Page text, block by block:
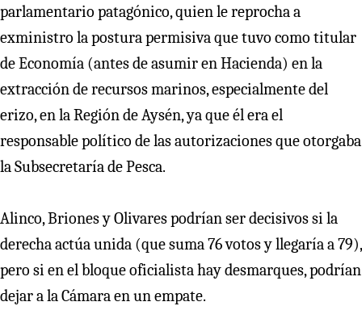
parlamentario patagónico, quien le reprocha a
exministro la postura permisiva que tuvo como titular
de Economía (antes de asumir en Hacienda) en la
extracción de recursos marinos, especialmente del
erizo, en la Región de Aysén, ya que él era el
responsable político de las autorizaciones que otorgaba
la Subsecretaría de Pesca.
Alinco, Briones y Olivares podrían ser decisivos si la
derecha actúa unida (que suma 76 votos y llegaría a 79),
pero si en el bloque oficialista hay desmarques, podrían
dejar a la Cámara en un empate.